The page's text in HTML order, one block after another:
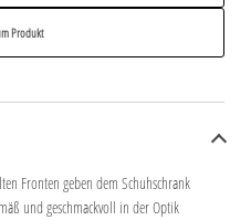
Produkt
Fronten geben dem Schuhschrank
und geschmackvoll in der Optik